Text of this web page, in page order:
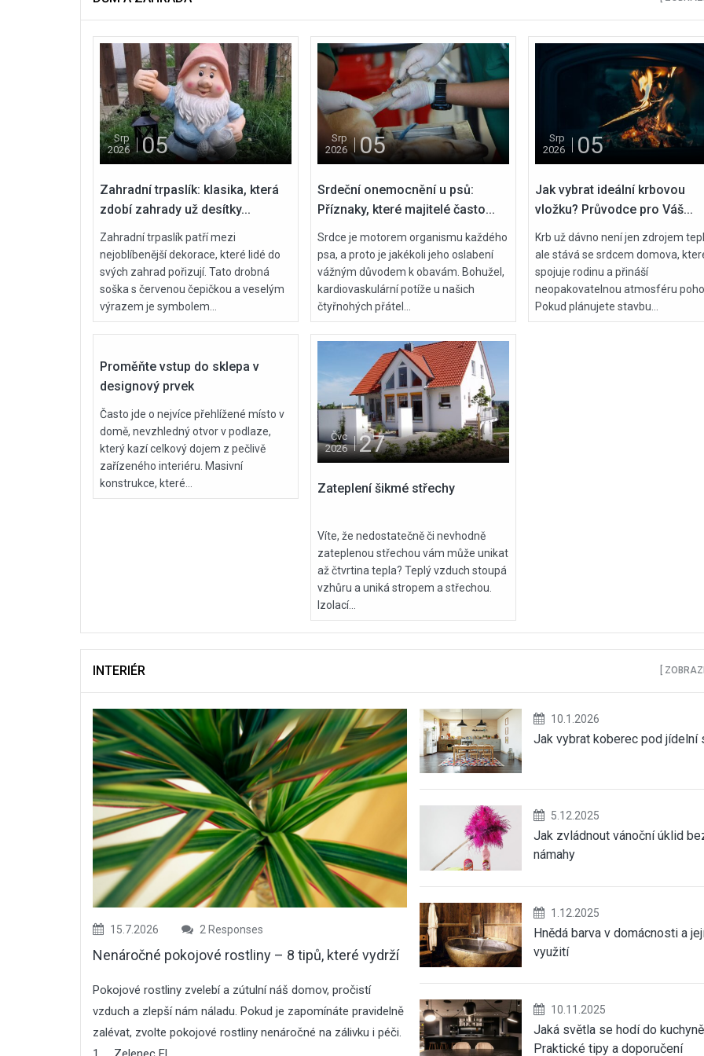
Srp
2026
05
Zahradní trpaslík: klasika, která
zdobí zahrady už desítky...
Zahradní trpaslík patří mezi
nejoblíbenější dekorace, které lidé do
svých zahrad pořizují. Tato drobná
soška s červenou čepičkou a veselým
výrazem je symbolem...
Srp
2026
05
Srdeční onemocnění u psů:
Příznaky, které majitelé často...
Srdce je motorem organismu každého
psa, a proto je jakékoli jeho oslabení
vážným důvodem k obavám. Bohužel,
kardiovaskulární potíže u našich
čtyřnohých přátel...
Srp
2026
05
Jak vybrat ideální krbovou
vložku? Průvodce pro Váš...
Krb už dávno není jen zdrojem
ale stává se srdcem domova,
spojuje rodinu a přináší
neopakovatelnou atmosféru
Pokud plánujete stavbu...
05
Proměňte vstup do sklepa v
designový prvek
Často jde o nejvíce přehlížené místo v
domě, nevzhledný otvor v podlaze,
který kazí celkový dojem z pečlivě
zařízeného interiéru. Masivní
konstrukce, které...
Čvc
2026
27
Zateplení šikmé střechy
Víte, že nedostatečně či nevhodně
zateplenou střechou vám může unikat
až čtvrtina tepla? Teplý vzduch stoupá
vzhůru a uniká stropem a střechou.
Izolací...
INTERIÉR [
15.7.2026 2 Responses
Nenáročné pokojové rostliny – 8 tipů, které vydrží
Pokojové rostliny zvelebí a zútulní náš domov, pročistí
vzduch a zlepší nám náladu. Pokud je zapomínáte pravidelně
zalévat, zvolte pokojové rostliny nenáročné na zálivku i péči.
10.1.2026
Jak vybrat koberec pod jídelní
5.12.2025
Jak zvládnout vánoční úklid
námahy
1.12.2025
Hnědá barva v domácnosti a
využití
10.11.2025
Jaká světla se hodí do
Praktické tipy a doporučení
Čvc
2026
05
Jak zabezpečit dům před
odjezdem na dovolenou
27
Zateplení šikmé
střechy
Lis
2025
10
Jaká světla se hodí do
kuchyně: Praktické tipy a
doporučení
Čvc
2026
15
Nenáročné
rostliny – 8 tipů,
vydrží
Pro
2025
30
Sirup z rýmovníku